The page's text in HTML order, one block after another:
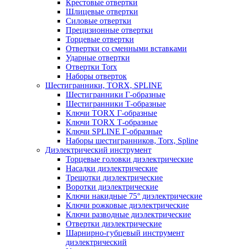
Крестовые отвертки
Шлицевые отвертки
Силовые отвертки
Прецизионные отвертки
Торцевые отвертки
Отвертки со сменными вставками
Ударные отвертки
Отвертки Torx
Наборы отверток
Шестигранники, TORX, SPLINE
Шестигранники Г-образные
Шестигранники Т-образные
Ключи TORX Г-образные
Ключи TORX Т-образные
Ключи SPLINE Г-образные
Наборы шестигранников, Torx, Spline
Диэлектрический инструмент
Торцевые головки диэлектрические
Насадки диэлектрические
Трещотки диэлектрические
Воротки диэлектрические
Ключи накидные 75° диэлектрические
Ключи рожковые диэлектрические
Ключи разводные диэлектрические
Отвертки диэлектрические
Шарнирно-губцевый инструмент
диэлектрический